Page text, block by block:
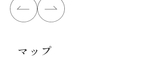
マップ